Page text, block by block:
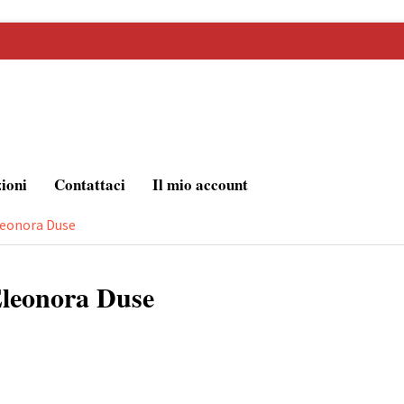
Contattaci Il mio account
Duse
Duse